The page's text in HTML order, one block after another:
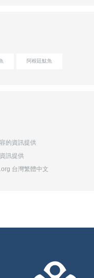
阿根廷魷魚
的資訊提供
訊提供
台灣繁體中文